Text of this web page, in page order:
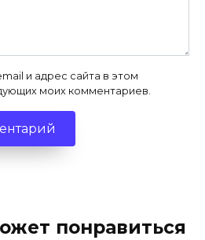
и адрес сайта в этом
моих комментариев.
понравиться